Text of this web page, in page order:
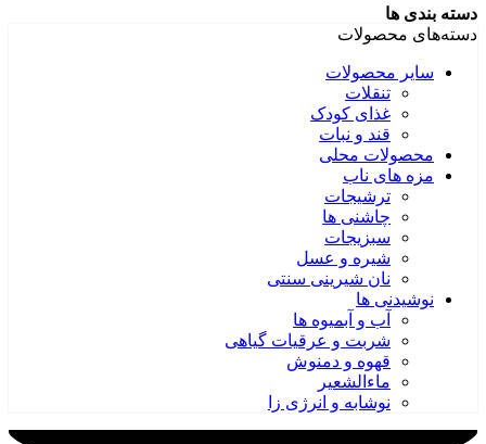
دسته بندی ها
دسته‌های محصولات
سایر محصولات
تنقلات
غذای کودک
قند و نبات
محصولات محلی
مزه های ناب
ترشیجات
چاشنی ها
سبزیجات
شیره و عسل
نان شیرینی سنتی
نوشیدنی ها
آب و آبمیوه ها
شربت و عرقیات گیاهی
قهوه و دمنوش
ماءالشعیر
نوشابه و انرژی زا